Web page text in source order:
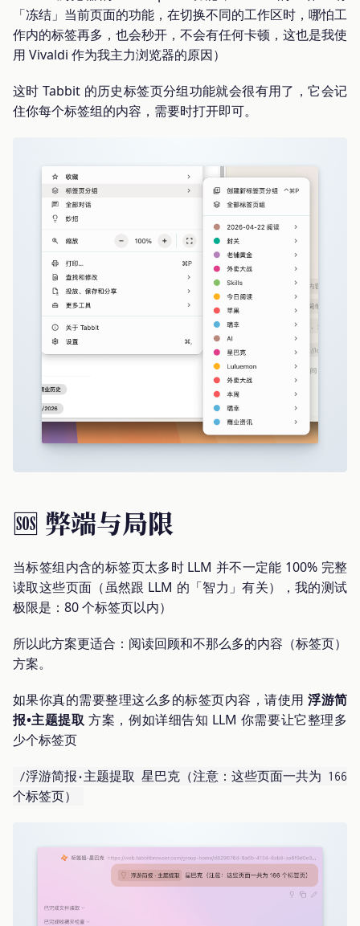
「冻结」当前页面的功能，在切换不同的工作区时，哪怕工
作内的标签再多，也会秒开，不会有任何卡顿，这也是我使
用 Vivaldi 作为我主力浏览器的原因）
这时 Tabbit 的历史标签页分组功能就会很有用了，它会记
住你每个标签组的内容，需要时打开即可。
🆘 弊端与局限
当标签组内含的标签页太多时 LLM 并不一定能 100% 完整
读取这些页面（虽然跟 LLM 的「智力」有关），我的测试
极限是：80 个标签页以内）
所以此方案更适合：阅读回顾和不那么多的内容（标签页）
方案。
如果你真的需要整理这么多的标签页内容，请使用浮游简
报•主题提取方案，例如详细告知 LLM 你需要让它整理多
少个标签页
/浮游简报•主题提取 星巴克（注意：这些页面一共为 166
个标签页）